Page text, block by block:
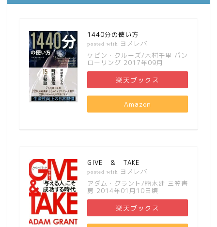
1440分の使い方
posted with ヨメレバ
ケビン・クルーズ/木村千里 パン
ローリング 2017年09月
楽天ブックス
Amazon
GIVE ＆ TAKE
posted with ヨメレバ
アダム・グラント/楠木建 三笠書
房 2014年01月10日頃
楽天ブックス